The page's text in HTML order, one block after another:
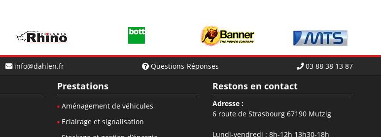
info@dahlen.fr Questions-Réponses 03 88 38 13 87
Prestations
Aménagement de véhicules
Eclairage et signalisation
Restons en contact
Adresse :
6 route de Strasbourg 67190 Mutzig
Lundi-vendredi : 8h-12h 13h30-18h